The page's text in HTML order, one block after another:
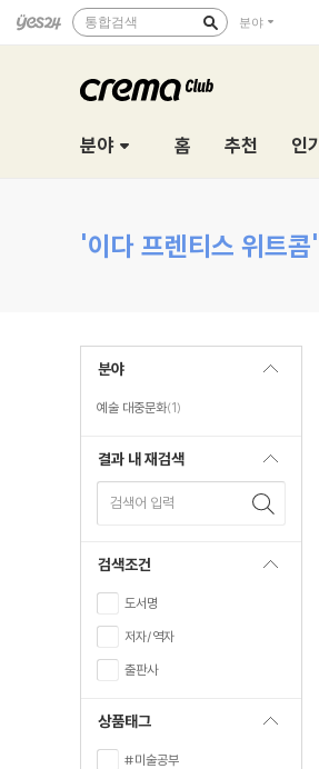
통합검색 분야
분야 홈 추천 인기
'이다 프렌티스 위트콤'
분야
예술 대중문화(1)
결과 내 재검색
검색어 입력
검색조건
도서명
저자/역자
출판사
상품태그
#미술공부